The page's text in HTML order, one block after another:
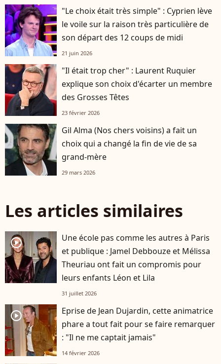
"Le choix était très simple" : Cyprien lève
le voile sur la raison très particulière de
son départ des 12 coups de midi
21 juin 2026
"Il était trop cher" : Laurent Ruquier
explique son choix d'écarter un membre
des Grosses Têtes
23 février 2026
Gil Alma (Nos chers voisins) a fait un
choix qui a changé la fin de vie de sa
grand-mère
29 mars 2026
Les articles similaires
player2
Une école pas comme les autres à Paris
et publique : Jamel Debbouze et Mélissa
Theuriau ont fait un compromis pour
leurs enfants Léon et Lila
31 juillet 2026
player2
Eprise de Jean Dujardin, cette animatrice
phare a tout fait pour se faire remarquer
: "Il ne me captait jamais"
14 février 2026